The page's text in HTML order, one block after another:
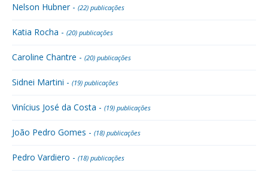
Nelson Hubner - (22) publicações
Katia Rocha - (20) publicações
Caroline Chantre - (20) publicações
Sidnei Martini - (19) publicações
Vinícius José da Costa - (19) publicações
João Pedro Gomes - (18) publicações
Pedro Vardiero - (18) publicações